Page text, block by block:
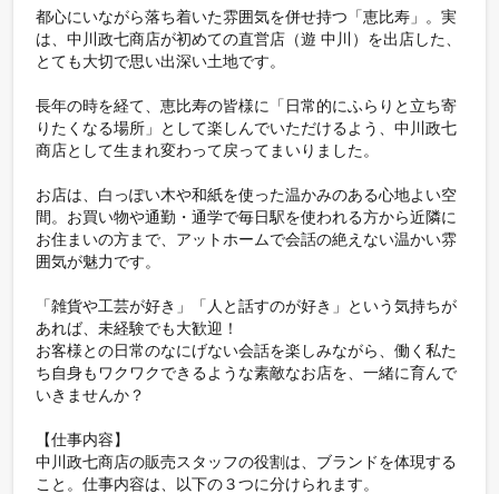
都心にいながら落ち着いた雰囲気を併せ持つ「恵比寿」。実
は、中川政七商店が初めての直営店（遊 中川）を出店した、
とても大切で思い出深い土地です。
長年の時を経て、恵比寿の皆様に「日常的にふらりと立ち寄
りたくなる場所」として楽しんでいただけるよう、中川政七
商店として生まれ変わって戻ってまいりました。
お店は、白っぽい木や和紙を使った温かみのある心地よい空
間。お買い物や通勤・通学で毎日駅を使われる方から近隣に
お住まいの方まで、アットホームで会話の絶えない温かい雰
囲気が魅力です。
「雑貨や工芸が好き」「人と話すのが好き」という気持ちが
あれば、未経験でも大歓迎！
お客様との日常のなにげない会話を楽しみながら、働く私た
ち自身もワクワクできるような素敵なお店を、一緒に育んで
いきませんか？
【仕事内容】
中川政七商店の販売スタッフの役割は、ブランドを体現する
こと。仕事内容は、以下の３つに分けられます。